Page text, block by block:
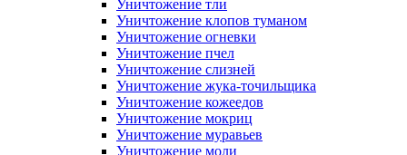
Уничтожение тли
Уничтожение клопов туманом
Уничтожение огневки
Уничтожение пчел
Уничтожение слизней
Уничтожение жука-точильщика
Уничтожение кожеедов
Уничтожение мокриц
Уничтожение муравьев
Уничтожение моли